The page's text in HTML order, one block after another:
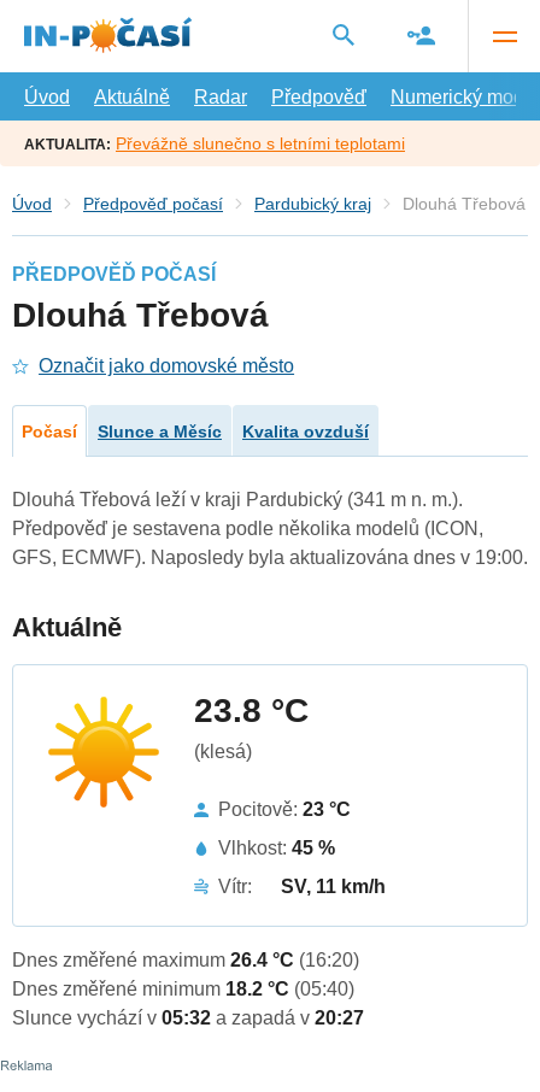
hlavní
Úvod
Aktuálně Radar Předpověď Numerický model
AKTUALITA: Převážně slunečno s letními teplotami
Úvod Předpověď počasí Pardubický kraj Dlouhá Třebová
PŘEDPOVĚĎ POČASÍ
Dlouhá Třebová
Označit jako domovské město
Počasí Slunce a Měsíc Kvalita ovzduší
Dlouhá Třebová leží v kraji Pardubický (341 m n. m.).
Předpověď je sestavena podle několika modelů (ICON,
GFS, ECMWF). Naposledy byla aktualizována dnes v 19:00.
Aktuálně
23.8 °C
(klesá)
Pocitově: 23 °C
Vlhkost: 45 %
Vítr:
SV, 11 km/h
Dnes změřené maximum 26.4 °C (16:20)
Dnes změřené minimum 18.2 °C (05:40)
Slunce vychází v 05:32 a zapadá v 20:27